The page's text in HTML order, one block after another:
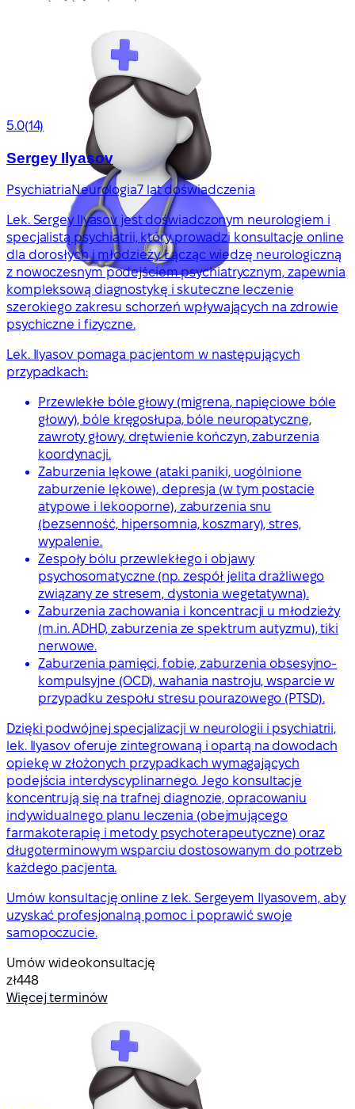
5.0(14)
Sergey Ilyasov
PsychiatriaNeurologia7 lat doświadczenia
Lek. Sergey Ilyasov jest doświadczonym neurologiem i
specjalistą psychiatrii, który prowadzi konsultacje online
dla dorosłych i młodzieży. Łącząc wiedzę neurologiczną
z nowoczesnym podejściem psychiatrycznym, zapewnia
kompleksową diagnostykę i skuteczne leczenie
szerokiego zakresu schorzeń wpływających na zdrowie
psychiczne i fizyczne.
Lek. Ilyasov pomaga pacjentom w następujących
przypadkach:
Przewlekłe bóle głowy (migrena, napięciowe bóle
głowy), bóle kręgosłupa, bóle neuropatyczne,
zawroty głowy, drętwienie kończyn, zaburzenia
koordynacji.
Zaburzenia lękowe (ataki paniki, uogólnione
zaburzenie lękowe), depresja (w tym postacie
atypowe i lekooporne), zaburzenia snu
(bezsenność, hipersomnia, koszmary), stres,
wypalenie.
Zespoły bólu przewlekłego i objawy
psychosomatyczne (np. zespół jelita drażliwego
związany ze stresem, dystonia wegetatywna).
Zaburzenia zachowania i koncentracji u młodzieży
(m.in. ADHD, zaburzenia ze spektrum autyzmu), tiki
nerwowe.
Zaburzenia pamięci, fobie, zaburzenia obsesyjno-
kompulsyjne (OCD), wahania nastroju, wsparcie w
przypadku zespołu stresu pourazowego (PTSD).
Dzięki podwójnej specjalizacji w neurologii i psychiatrii,
lek. Ilyasov oferuje zintegrowaną i opartą na dowodach
opiekę w złożonych przypadkach wymagających
podejścia interdyscyplinarnego. Jego konsultacje
koncentrują się na trafnej diagnozie, opracowaniu
indywidualnego planu leczenia (obejmującego
farmakoterapię i metody psychoterapeutyczne) oraz
długoterminowym wsparciu dostosowanym do potrzeb
każdego pacjenta.
Umów konsultację online z lek. Sergeyem Ilyasovem, aby
uzyskać profesjonalną pomoc i poprawić swoje
samopoczucie.
Umów wideokonsultację
zł448
Więcej terminów